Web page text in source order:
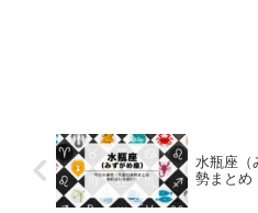
水瓶座（
勢まとめ